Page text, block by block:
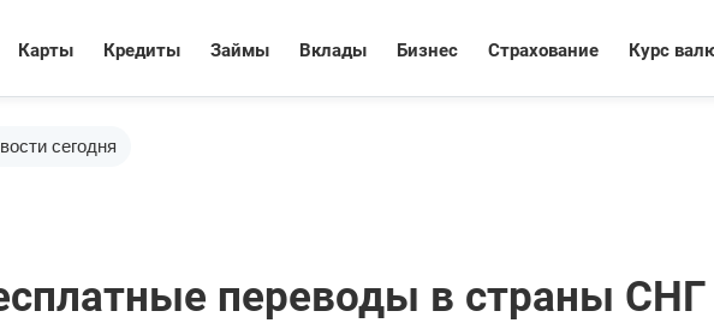
Карты Кредиты Займы Вклады Бизнес Страхование Курс
сегодня
переводы в страны СНГ